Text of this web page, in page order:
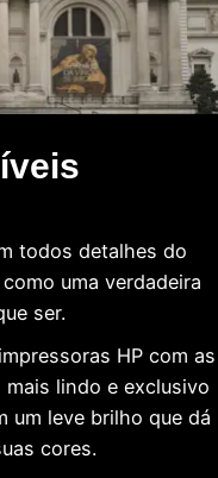
todos detalhes do
uma verdadeira
ser.
HP com as
lindo e exclusivo
um leve brilho que dá
cores.